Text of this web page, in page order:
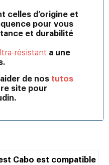
celles d’origine et
pour vous
et durabilité
résistant a une
de nos tutos
site pour
Cabo est compatible